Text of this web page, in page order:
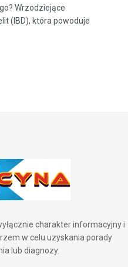
Wrzodziejące
(IBD), która powoduje
charakter informacyjny i
w celu uzyskania porady
lub diagnozy.